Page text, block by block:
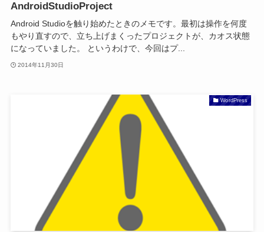
AndroidStudioProject
Android Studioを触り始めたときのメモです。最初は操作を何度
もやり直すので、立ち上げまくったプロジェクトが、カオス状態
になっていました。 というわけで、今回はプ...
2014年11月30日
WordPress